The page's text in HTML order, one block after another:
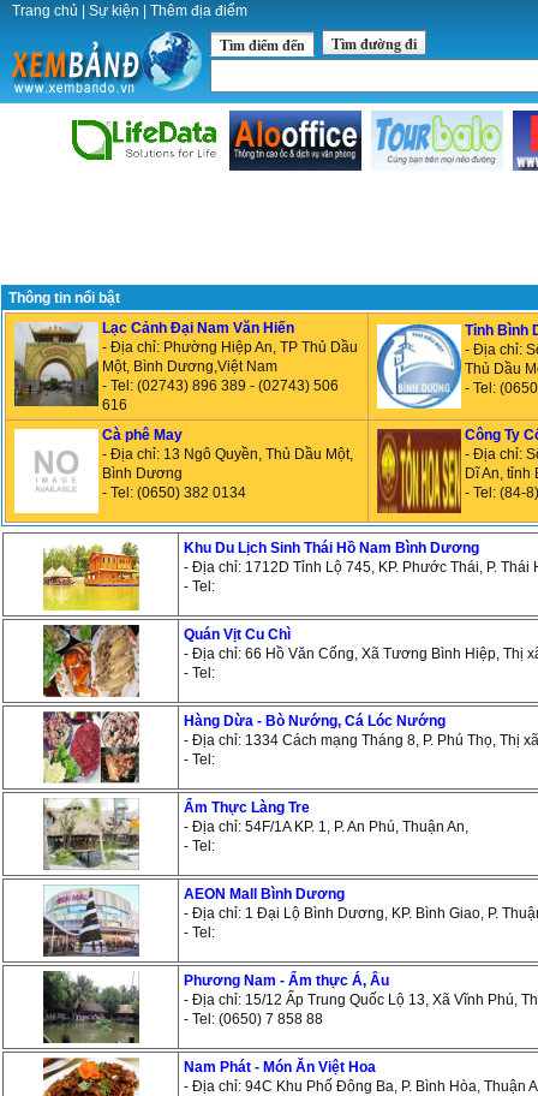
Trang chủ Sự kiện Thêm địa điểm
Tìm điểm đến Tìm đường đi
Thông tin nổi bật
Lạc Cảnh Đại Nam Văn Hiến
- Địa chỉ: Phường Hiệp An, TP Thủ Dầu
Một, Bình Dương,Việt Nam
- Tel: (02743) 896 389 - (02743) 506
616
Tỉnh Bình
- Địa chỉ:
Thủ Dầu
- Tel:
Cà phê May
- Địa chỉ: 13 Ngô Quyền, Thủ Dầu Một,
Bình Dương
- Tel: (0650) 382 0134
Công Ty
- Địa chỉ:
Dĩ An,
- Tel: (84-
Khu Du Lịch Sinh Thái Hồ Nam Bình Dương
- Địa chỉ: 1712D Tỉnh Lộ 745, KP. Phước Thái, P. Thái
- Tel:
Quán Vịt Cu Chì
- Địa chỉ: 66 Hồ Văn Cống, Xã Tương Bình Hiệp, Thị
- Tel:
Hàng Dừa - Bò Nướng, Cá Lóc Nướng
- Địa chỉ: 1334 Cách mạng Tháng 8, P. Phú Thọ, Thị
- Tel:
Ẩm Thực Làng Tre
- Địa chỉ: 54F/1A KP. 1, P. An Phú, Thuận An,
- Tel:
AEON Mall Bình Dương
- Địa chỉ: 1 Đại Lộ Bình Dương, KP. Bình Giao, P.
- Tel:
Phương Nam - Ẩm thực Á, Âu
- Địa chỉ: 15/12 Ấp Trung Quốc Lộ 13, Xã Vĩnh Phú,
- Tel: (0650) 7 858 88
Nam Phát - Món Ăn Việt Hoa
- Địa chỉ: 94C Khu Phố Đông Ba, P. Bình Hòa, Thuận